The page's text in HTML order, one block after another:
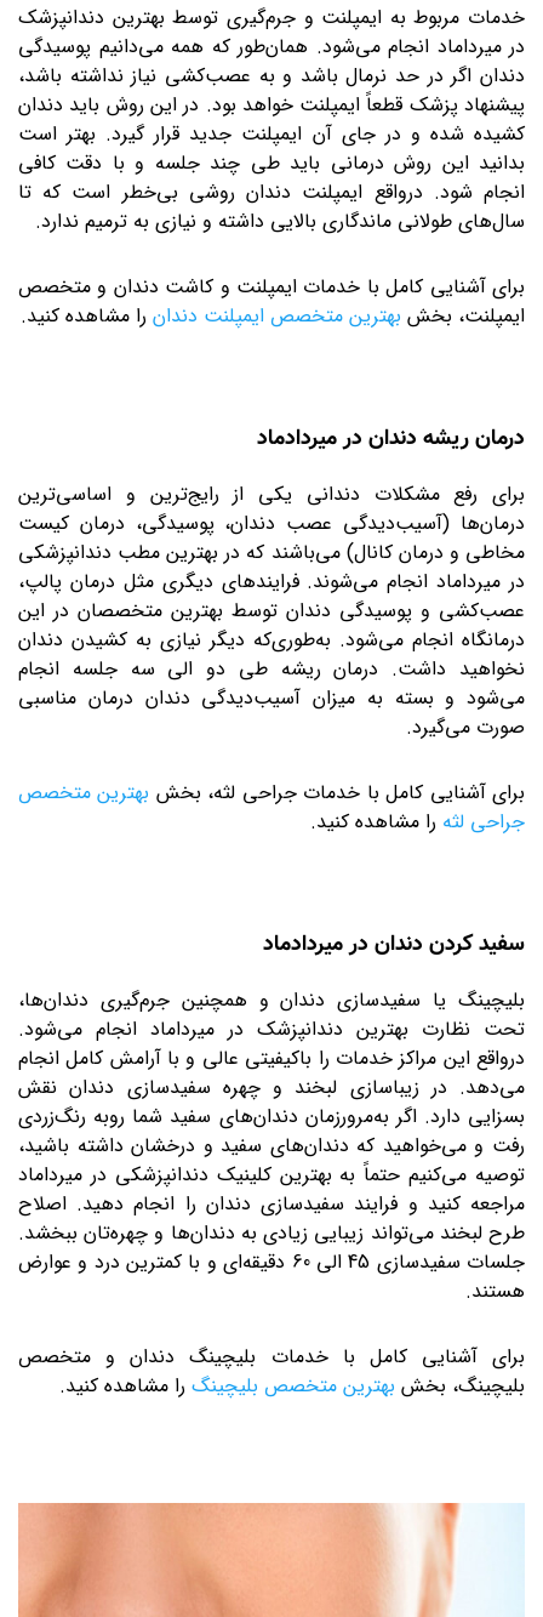
خدمات مربوط به ایمپلنت و جرم‌گیری توسط بهترین دندانپزشک
در میرداماد انجام می‌شود. همان‌طور که همه می‌دانیم پوسیدگی
دندان اگر در حد نرمال باشد و به عصب‌کشی نیاز نداشته باشد،
پیشنهاد پزشک قطعاً ایمپلنت خواهد بود. در این روش باید دندان
کشیده شده و در جای آن ایمپلنت جدید قرار گیرد. بهتر است
بدانید این روش درمانی باید طی چند جلسه و با دقت کافی
انجام شود. درواقع ایمپلنت دندان روشی بی‌خطر است که تا
سال‌های طولانی ماندگاری بالایی داشته و نیازی به ترمیم ندارد.
برای آشنایی کامل با خدمات ایمپلنت و کاشت دندان و متخصص
ایمپلنت، بخش بهترین متخصص ایمپلنت دندان را مشاهده کنید.
درمان ریشه دندان در میردادماد
برای رفع مشکلات دندانی یکی از رایج‌ترین و اساسی‌ترین
درمان‌ها (آسیب‌دیدگی عصب دندان، پوسیدگی، درمان کیست
مخاطی و درمان کانال) می‌باشند که در بهترین مطب دندانپزشکی
در میرداماد انجام می‌شوند. فرایندهای دیگری مثل درمان پالپ،
عصب‌کشی و پوسیدگی دندان توسط بهترین متخصصان در این
درمانگاه انجام می‌شود. به‌طوری‌که دیگر نیازی به کشیدن دندان
نخواهید داشت. درمان ریشه طی دو الی سه جلسه انجام
می‌شود و بسته به میزان آسیب‌دیدگی دندان درمان مناسبی
صورت می‌گیرد.
برای آشنایی کامل با خدمات جراحی لثه، بخش بهترین متخصص
جراحی لثه را مشاهده کنید.
سفید کردن دندان در میردادماد
بلیچینگ یا سفیدسازی دندان و همچنین جرم‌گیری دندان‌ها،
تحت نظارت بهترین دندانپزشک در میرداماد انجام می‌شود.
درواقع این مراکز خدمات را باکیفیتی عالی و با آرامش کامل انجام
می‌دهد. در زیباسازی لبخند و چهره سفیدسازی دندان نقش
بسزایی دارد. اگر به‌مرورزمان دندان‌های سفید شما روبه رنگ‌زردی
رفت و می‌خواهید که دندان‌های سفید و درخشان داشته باشید،
توصیه می‌کنیم حتماً به بهترین کلینیک دندانپزشکی در میرداماد
مراجعه کنید و فرایند سفیدسازی دندان را انجام دهید. اصلاح
طرح لبخند می‌تواند زیبایی زیادی به دندان‌ها و چهره‌تان ببخشد.
جلسات سفیدسازی 45 الی 60 دقیقه‌ای و با کمترین درد و عوارض
هستند.
برای آشنایی کامل با خدمات بلیچینگ دندان و متخصص
بلیچینگ، بخش بهترین متخصص بلیچینگ را مشاهده کنید.